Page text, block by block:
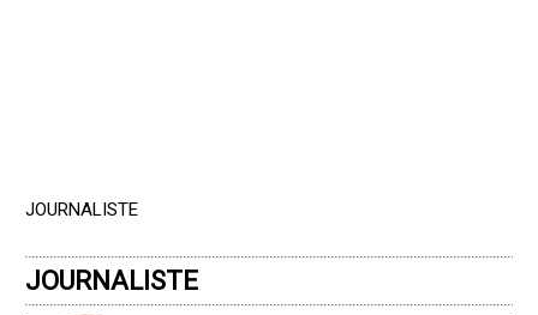
JOURNALISTE
JOURNALISTE